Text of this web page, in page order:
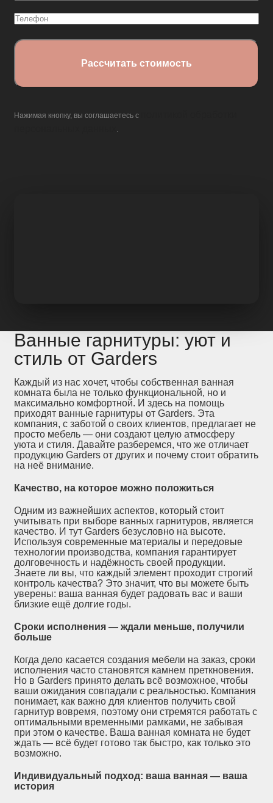
Телефон
Нажимая кнопку, вы соглашаетесь с
.
Ванные гарнитуры: уют и
стиль от Garders
Каждый из нас хочет, чтобы собственная ванная
комната была не только функциональной, но и
максимально комфортной. И здесь на помощь
приходят ванные гарнитуры от Garders. Эта
компания, с заботой о своих клиентов, предлагает не
просто мебель — они создают целую атмосферу
уюта и стиля. Давайте разберемся, что же отличает
продукцию Garders от других и почему стоит обратить
на неё внимание.
Качество, на которое можно положиться
Одним из важнейших аспектов, который стоит
учитывать при выборе ванных гарнитуров, является
качество. И тут Garders безусловно на высоте.
Используя современные материалы и передовые
технологии производства, компания гарантирует
долговечность и надёжность своей продукции.
Знаете ли вы, что каждый элемент проходит строгий
контроль качества? Это значит, что вы можете быть
уверены: ваша ванная будет радовать вас и ваши
близкие ещё долгие годы.
Сроки исполнения — ждали меньше, получили
больше
Когда дело касается создания мебели на заказ, сроки
исполнения часто становятся камнем преткновения.
Но в Garders принято делать всё возможное, чтобы
ваши ожидания совпадали с реальностью. Компания
понимает, как важно для клиентов получить свой
гарнитур вовремя, поэтому они стремятся работать с
оптимальными временными рамками, не забывая
при этом о качестве. Ваша ванная комната не будет
ждать — всё будет готово так быстро, как только это
возможно.
Индивидуальный подход: ваша ванная — ваша
история